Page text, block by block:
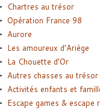
Chartres au trésor
Opération France 98
Aurore
Les amoureux d’Ariège
La Chouette d’Or
Autres chasses au trésor
Activités enfants et
Escape games & escape